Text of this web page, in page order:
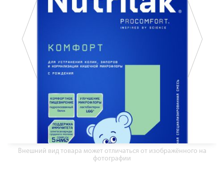
Внешний вид товара может отличаться от изображённого на
фотографии